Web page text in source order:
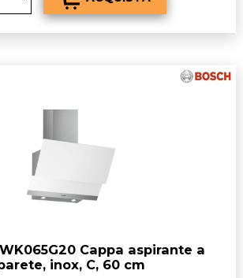
Cappa aspirante a
inox, C, 60 cm